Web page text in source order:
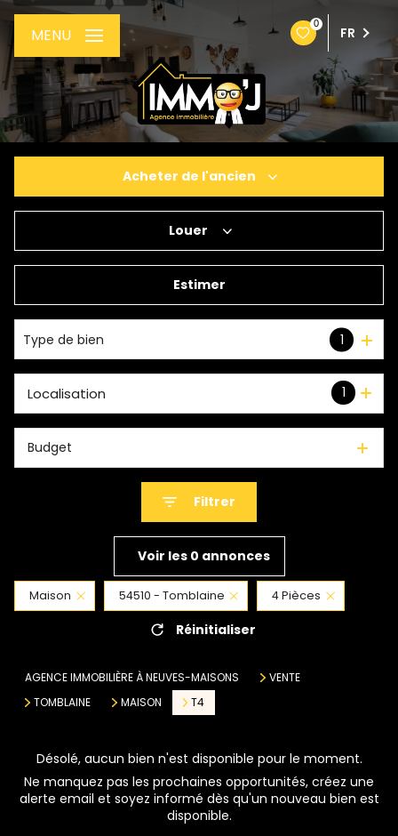
0
FR
MENU
Acheter de l'ancien
De l'immo pro
Louer
Estimer
Type de bien 1
1
Localisation
Budget
Filtrer
Voir les 0 annonces
Maison 54510 - Tomblaine 4 Pièces
Réinitialiser
AGENCE IMMOBILIÈRE À NEUVES-MAISONS
VENTE
TOMBLAINE
MAISON T4
Désolé, aucun bien n'est disponible pour le moment.
Ne manquez pas les prochaines opportunités, créez une
alerte email et soyez informé dès qu'un nouveau bien est
disponible.